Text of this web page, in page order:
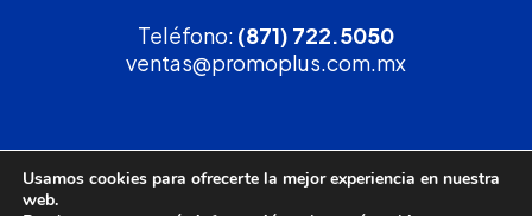
Teléfono: (871) 722.5050
ventas@promoplus.com.mx
¡Solicita tucotización!
Usamos cookies para ofrecerte la mejor experiencia en nuestra
web.